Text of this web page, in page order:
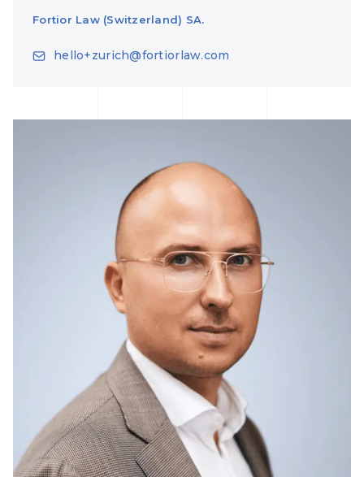
Fortior Law (Switzerland) SA.
hello+zurich@fortiorlaw.com